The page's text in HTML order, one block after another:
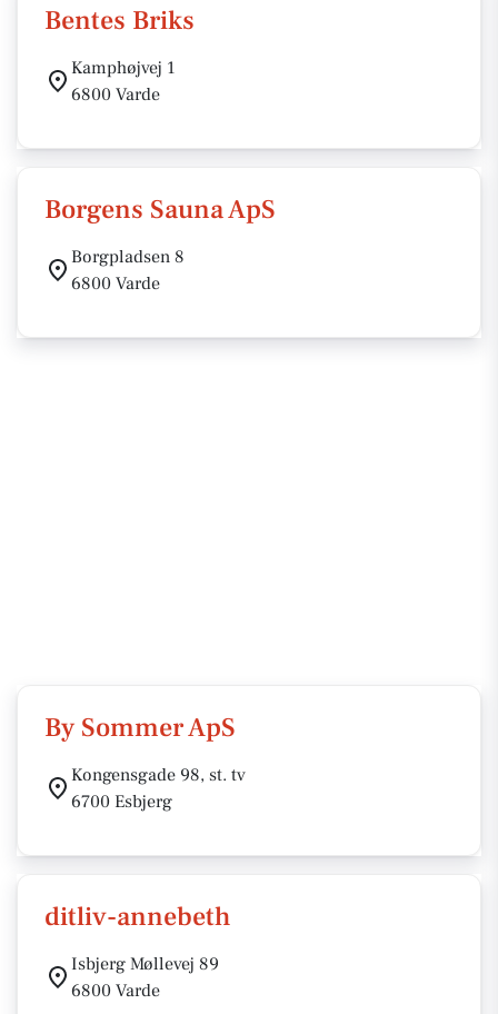
Bentes Briks
Kamphøjvej 1
6800 Varde
Borgens Sauna ApS
Borgpladsen 8
6800 Varde
By Sommer ApS
Kongensgade 98, st. tv
6700 Esbjerg
ditliv-annebeth
Isbjerg Møllevej 89
6800 Varde